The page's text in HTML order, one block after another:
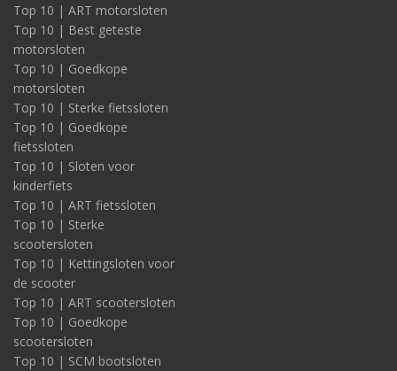
Top 10 | ART motorsloten
Top 10 | Best geteste
motorsloten
Top 10 | Goedkope
motorsloten
Top 10 | Sterke fietssloten
Top 10 | Goedkope
fietssloten
Top 10 | Sloten voor
kinderfiets
Top 10 | ART fietssloten
Top 10 | Sterke
scootersloten
Top 10 | Kettingsloten voor
de scooter
Top 10 | ART scootersloten
Top 10 | Goedkope
scootersloten
Top 10 | SCM bootsloten